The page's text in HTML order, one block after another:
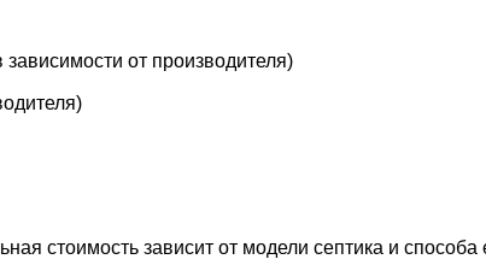
от производителя)
стоимость зависит от модели септика и